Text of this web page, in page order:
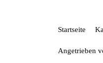
Startseite
Angetrieben